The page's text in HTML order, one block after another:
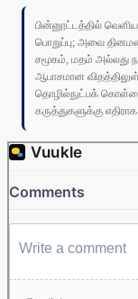
பின்னூட்டத்தில்
பொறுப்பு; அவை
சமூகம், மதம் அல்லது
ஆபாசமான
தொழில்நுட்பக்
கருத்துகளுக்கு